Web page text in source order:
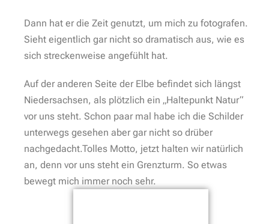
Dann hat er die Zeit genutzt, um mich zu fotografen.
Sieht eigentlich gar nicht so dramatisch aus, wie es
sich streckenweise angefühlt hat.
Auf der anderen Seite der Elbe befindet sich längst
Niedersachsen, als plötzlich ein „Haltepunkt Natur“
vor uns steht. Schon paar mal habe ich die Schilder
unterwegs gesehen aber gar nicht so drüber
nachgedacht.Tolles Motto, jetzt halten wir natürlich
an, denn vor uns steht ein Grenzturm. So etwas
bewegt mich immer noch sehr.